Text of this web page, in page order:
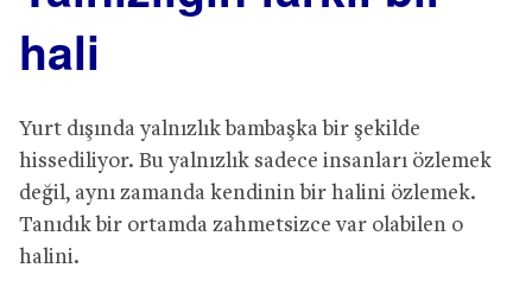
hali
Yurt dışında yalnızlık bambaşka bir şekilde
hissediliyor. Bu yalnızlık sadece insanları özlemek
değil, aynı zamanda kendinin bir halini özlemek.
Tanıdık bir ortamda zahmetsizce var olabilen o
halini.